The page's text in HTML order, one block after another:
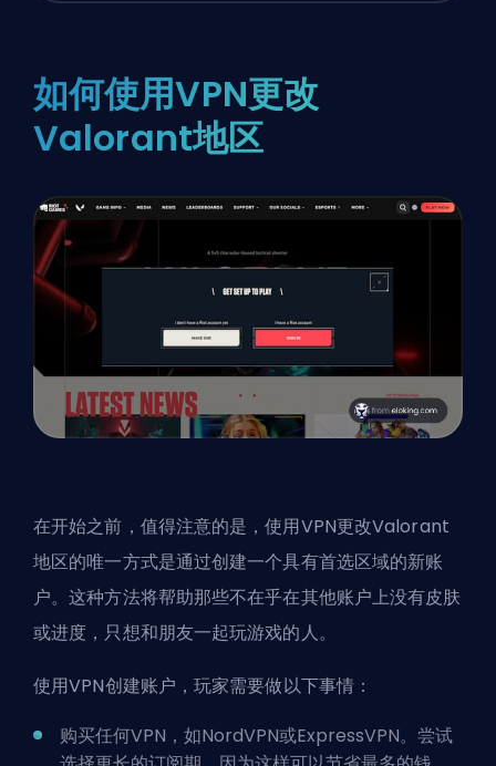
如何使用VPN更改
Valorant地区
在开始之前，值得注意的是，使用VPN更改Valorant
地区的唯一方式是通过创建一个具有首选区域的新账
户。这种方法将帮助那些不在乎在其他账户上没有皮肤
或进度，只想和朋友一起玩游戏的人。
使用VPN创建账户，玩家需要做以下事情：
购买任何VPN，如NordVPN或ExpressVPN。尝试